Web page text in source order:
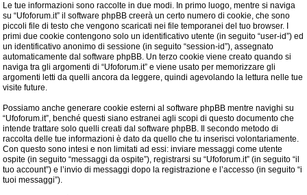
Le tue informazioni sono raccolte in due modi. In primo luogo, mentre si naviga
su “Ufoforum.it” il software phpBB creerà un certo numero di cookie, che sono
piccoli file di testo che vengono scaricati nei file temporanei del tuo browser. I
primi due cookie contengono solo un identificativo utente (in seguito “user-id”) ed
un identificativo anonimo di sessione (in seguito “session-id”), assegnato
automaticamente dal software phpBB. Un terzo cookie viene creato quando si
naviga tra gli argomenti di “Ufoforum.it” e viene usato per memorizzare gli
argomenti letti da quelli ancora da leggere, quindi agevolando la lettura nelle tue
visite future.
Possiamo anche generare cookie esterni al software phpBB mentre navighi su
“Ufoforum.it”, benché questi siano estranei agli scopi di questo documento che
intende trattare solo quelli creati dal software phpBB. Il secondo metodo di
raccolta delle tue informazioni è dato da quello che tu inserisci volontariamente.
Con questo sono intesi e non limitati ad essi: inviare messaggi come utente
ospite (in seguito “messaggi da ospite”), registrarsi su “Ufoforum.it” (in seguito “il
tuo account”) e l’invio di messaggi dopo la registrazione e l’accesso (in seguito “i
tuoi messaggi”).